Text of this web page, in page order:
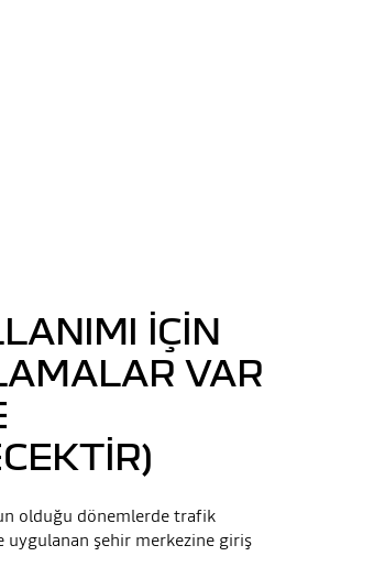
IÇIN
VAR
olduğu dönemlerde trafik
uygulanan şehir merkezine giriş